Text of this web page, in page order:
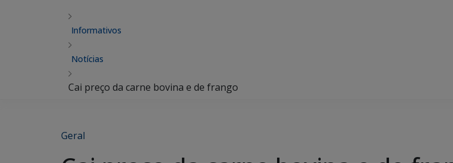
Informativos
Notícias
Cai preço da carne bovina e de frango
Geral